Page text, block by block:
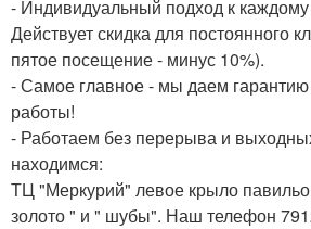
- Индивидуальный подход к каждому
Действует скидка для постоянного
пятое посещение - минус 10%).
- Самое главное - мы даем гарантию
работы!
- Работаем без перерыва и
находимся:
ТЦ "Меркурий" левое крыло
золото " и " шубы". Наш телефон